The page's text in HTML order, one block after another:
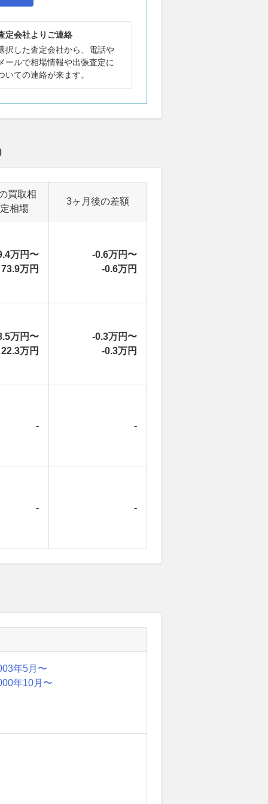
定会社よりご連絡
択した査定会社から、電話や
ールで相場情報や出張査定に
いての連絡が来ます。
買取相
相場
3ヶ月後の差額
万円〜
73.9万円
-0.6万円〜
-0.6万円
万円〜
22.3万円
-0.3万円〜
-0.3万円
- -
- -
年5月〜
年10月〜